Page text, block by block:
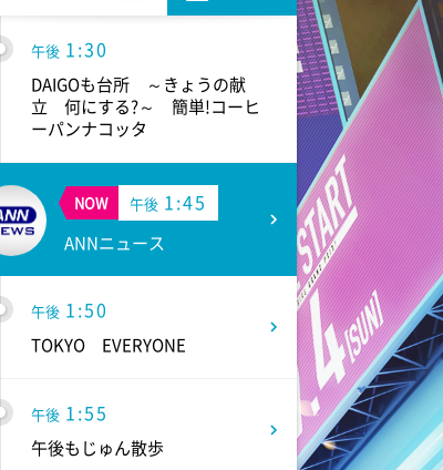
午後 1:30
DAIGOも台所 ～きょうの献
立 何にする?～ 簡単!コーヒ
ーパンナコッタ
NOW 午後 1:45
ANNニュース
午後 1:50
TOKYO EVERYONE
午後 1:55
午後もじゅん散歩